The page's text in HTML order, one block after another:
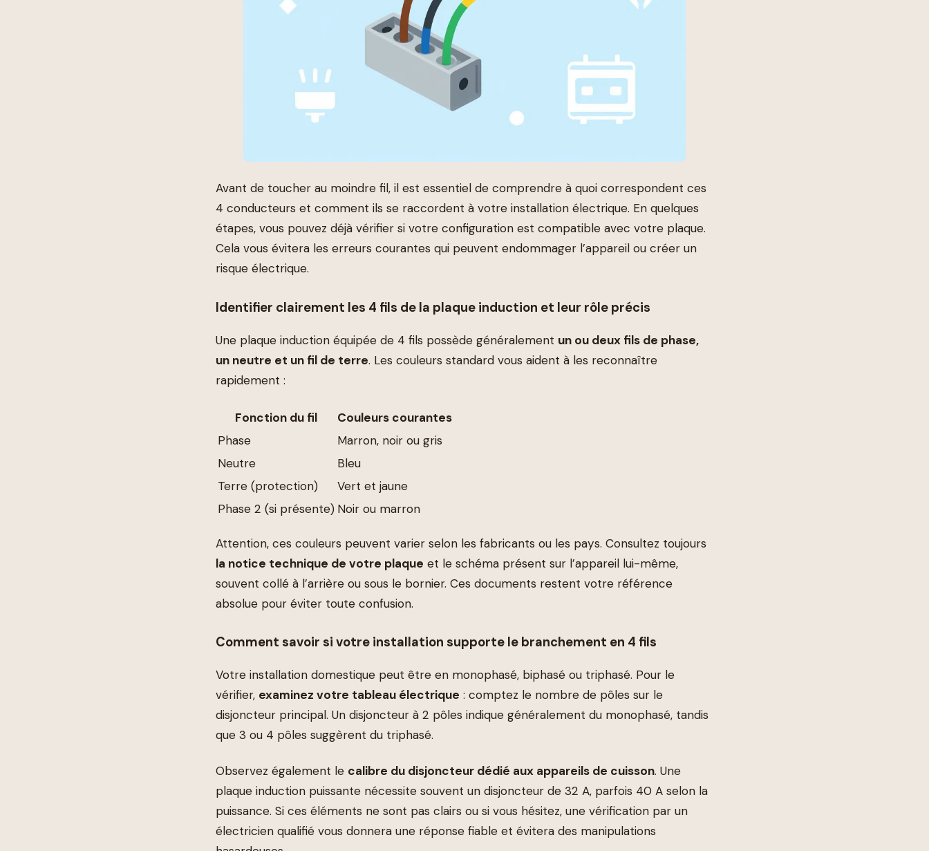
Avant de toucher au moindre fil, il est essentiel de comprendre à quoi correspondent ces
4 conducteurs et comment ils se raccordent à votre installation électrique. En quelques
étapes, vous pouvez déjà vérifier si votre configuration est compatible avec votre plaque.
Cela vous évitera les erreurs courantes qui peuvent endommager l’appareil ou créer un
risque électrique.
Identifier clairement les 4 fils de la plaque induction et leur rôle précis
Une plaque induction équipée de 4 fils possède généralement un ou deux fils de phase,
un neutre et un fil de terre. Les couleurs standard vous aident à les reconnaître
rapidement :
Fonction du fil
Couleurs courantes
Phase
Marron, noir ou gris
Neutre
Bleu
Terre (protection)
Vert et jaune
Phase 2 (si présente) Noir ou marron
Attention, ces couleurs peuvent varier selon les fabricants ou les pays. Consultez toujours
la notice technique de votre plaque et le schéma présent sur l’appareil lui-même,
souvent collé à l’arrière ou sous le bornier. Ces documents restent votre référence
absolue pour éviter toute confusion.
Comment savoir si votre installation supporte le branchement en 4 fils
Votre installation domestique peut être en monophasé, biphasé ou triphasé. Pour le
vérifier, examinez votre tableau électrique : comptez le nombre de pôles sur le
disjoncteur principal. Un disjoncteur à 2 pôles indique généralement du monophasé, tandis
que 3 ou 4 pôles suggèrent du triphasé.
Observez également le calibre du disjoncteur dédié aux appareils de cuisson. Une
plaque induction puissante nécessite souvent un disjoncteur de 32 A, parfois 40 A selon la
puissance. Si ces éléments ne sont pas clairs ou si vous hésitez, une vérification par un
électricien qualifié vous donnera une réponse fiable et évitera des manipulations